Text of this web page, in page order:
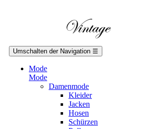
Umschalten der Navigation ☰
Mode
Mode
Damenmode
Kleider
Jacken
Hosen
Schürzen